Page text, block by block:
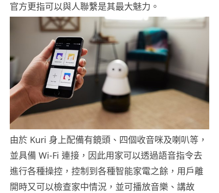
官方更指可以與人聯繫是其最大魅力。
由於 Kuri 身上配備有鏡頭、四個收音咪及喇叭等，
並具備 Wi-Fi 連接，因此用家可以透過語音指令去
進行各種操控，控制到各種智能家電之餘，用戶離
開時又可以檢查家中情況，並可播放音樂、講故